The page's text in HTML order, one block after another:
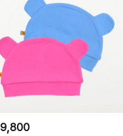
9,800